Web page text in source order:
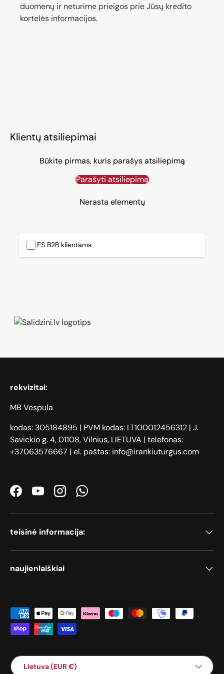
duomenų ir neturime prieigos prie Jūsų kredito
kortelės informacijos.
Klientų atsiliepimai
Būkite pirmas, kuris parašys atsiliepimą
Parašyti atsiliepimą
Nerasta elementų
ES B2B klientams
Zāģi, iPhone, Dyson, Mobilie
rekvizitai:
MB Vespula
kodas: 305184895 | PVM kodas: LT100012456312 | J.
Savickio g. 4, 01108, Vilnius, LIETUVA | telefonas:
+37063576667 | el. paštas: info@irankiuturgus.com
FacebookYouTubeInstagramWhatsApp
teisinė informacija:
naujienlaiškiai
Priimami mokėjimo būdai
Šalis / Regionas
Lietuva (EUR €)